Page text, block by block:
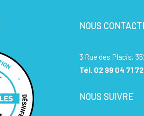
NOUS
3 Rue des Placis,
Tél. 02 99 04 71 72
NOUS SUIVRE